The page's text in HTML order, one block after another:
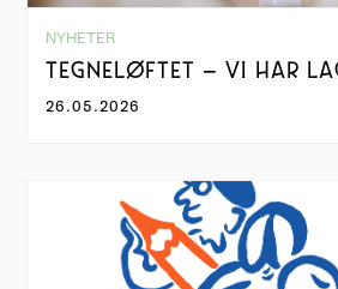
NYHETER
TEGNELØFTET – VI HAR
26.05.2026